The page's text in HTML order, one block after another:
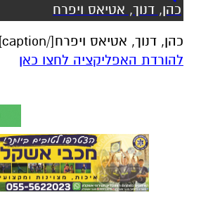
כהן, דנוך, אטיאס ויפרח
כהן, דנוך, אטיאס ויפרח[/caption]
להורדת האפליקציה לחצו כאן